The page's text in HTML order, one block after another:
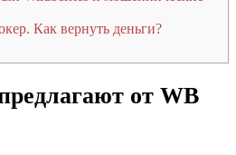
Как вернуть деньги?
от WB